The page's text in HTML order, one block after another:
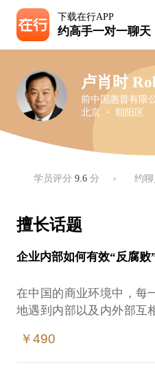
下载在行APP
约高手一对一聊天
卢肖时
前中国惠普有限
北京 ・ 朝阳区
学员评分9.6 分 约
擅长话题
企业内部如何有效“反腐败
在中国的商业环境中，每
地遇到内部以及内外部互
础，重则带来违法违纪，
￥490